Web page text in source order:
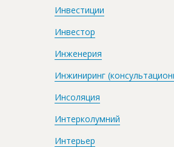
Инвестиции
Инвестор
Инженерия
Инжиниринг
Инсоляция
Интерколумний
Интерьер